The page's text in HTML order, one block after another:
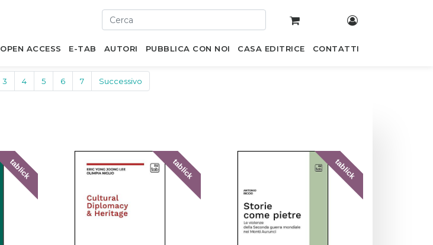
OPEN ACCESS E-TAB AUTORI PUBBLICA CON NOI CASA EDITRICE CONTATTI
3 4 5 6 7 Successivo
tablick tablick tablick